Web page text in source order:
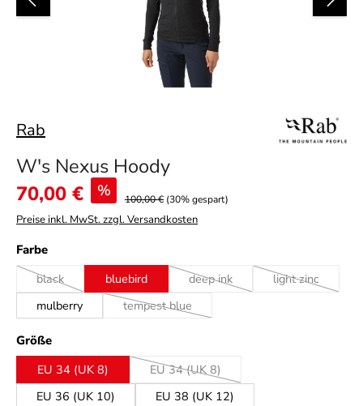
Rab
W's Nexus Hoody
Verkaufspreis:
70,00 € % 100,00 € (30% gespart)
Preise inkl. MwSt. zzgl. Versandkosten
Farbeauswählen
black
(Diese Option ist zurzeit nicht verfügbar.)
bluebird deep ink
(Diese Option ist zurzeit nicht
light zinc
(Diese
mulberry tempest blue
(Diese Option ist zurzeit nicht verfügbar.)
Größeauswählen
EU 34 (UK 8)
EU 34 (UK 8)
(Diese Option ist zurzeit nicht
EU 36 (UK 10)
EU 38 (UK 12)